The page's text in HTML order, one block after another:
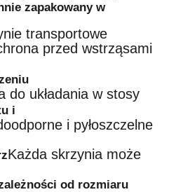
zapakowany w
transportowe
przed wstrząsami
do układania w stosy
i
i pyłoszczelne
Każda skrzynia może
od rozmiaru